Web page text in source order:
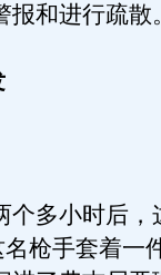
报和进行疏散
多小时后，
枪手套着一